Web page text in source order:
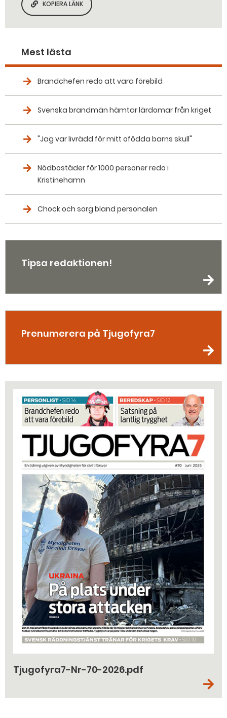
KOPIERA SIDANS LÄNK
KOPIERA LÄNK
Mest lästa
Brandchefen redo att vara förebild
Svenska brandmän hämtar lärdomar från kriget
"Jag var livrädd för mitt ofödda barns skull"
Nödbostäder för 1000 personer redo i
Kristinehamn
Chock och sorg bland personalen
Tipsa redaktionen!
Prenumerera på Tjugofyra7
Tjugofyra7-Nr-70-2026.pdf